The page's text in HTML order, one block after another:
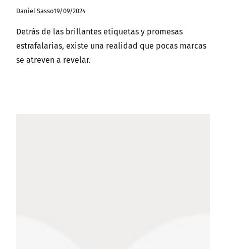
Daniel Sasso19/09/2024
Detrás de las brillantes etiquetas y promesas
estrafalarias, existe una realidad que pocas marcas
se atreven a revelar.